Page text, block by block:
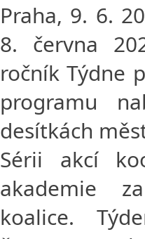
Praha, 9. 6.
8. června
ročník Týdne
programu
desítkách
Sérii akcí
akademie
koalice.